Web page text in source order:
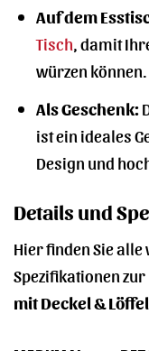
Auf dem
Tisch , damit
würzen können.
Als Geschenk:
ist ein ideales
Design und
Details und
Hier finden Sie
Spezifikationen zur
mit Deckel & Löffel